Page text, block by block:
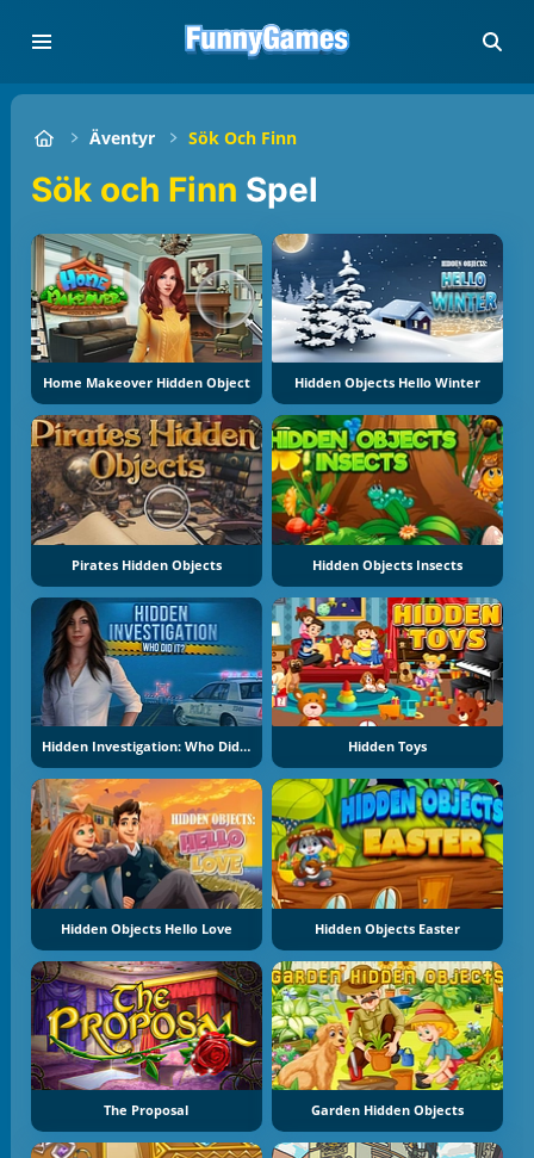
Äventyr Sök Och Finn
Sök och Finn Spel
Home Makeover Hidden Object Hidden Objects Hello Winter
Pirates Hidden Objects Hidden Objects Insects
Hidden Investigation: Who Did It Hidden Toys
Hidden Objects Hello Love Hidden Objects Easter
The Proposal Garden Hidden Objects